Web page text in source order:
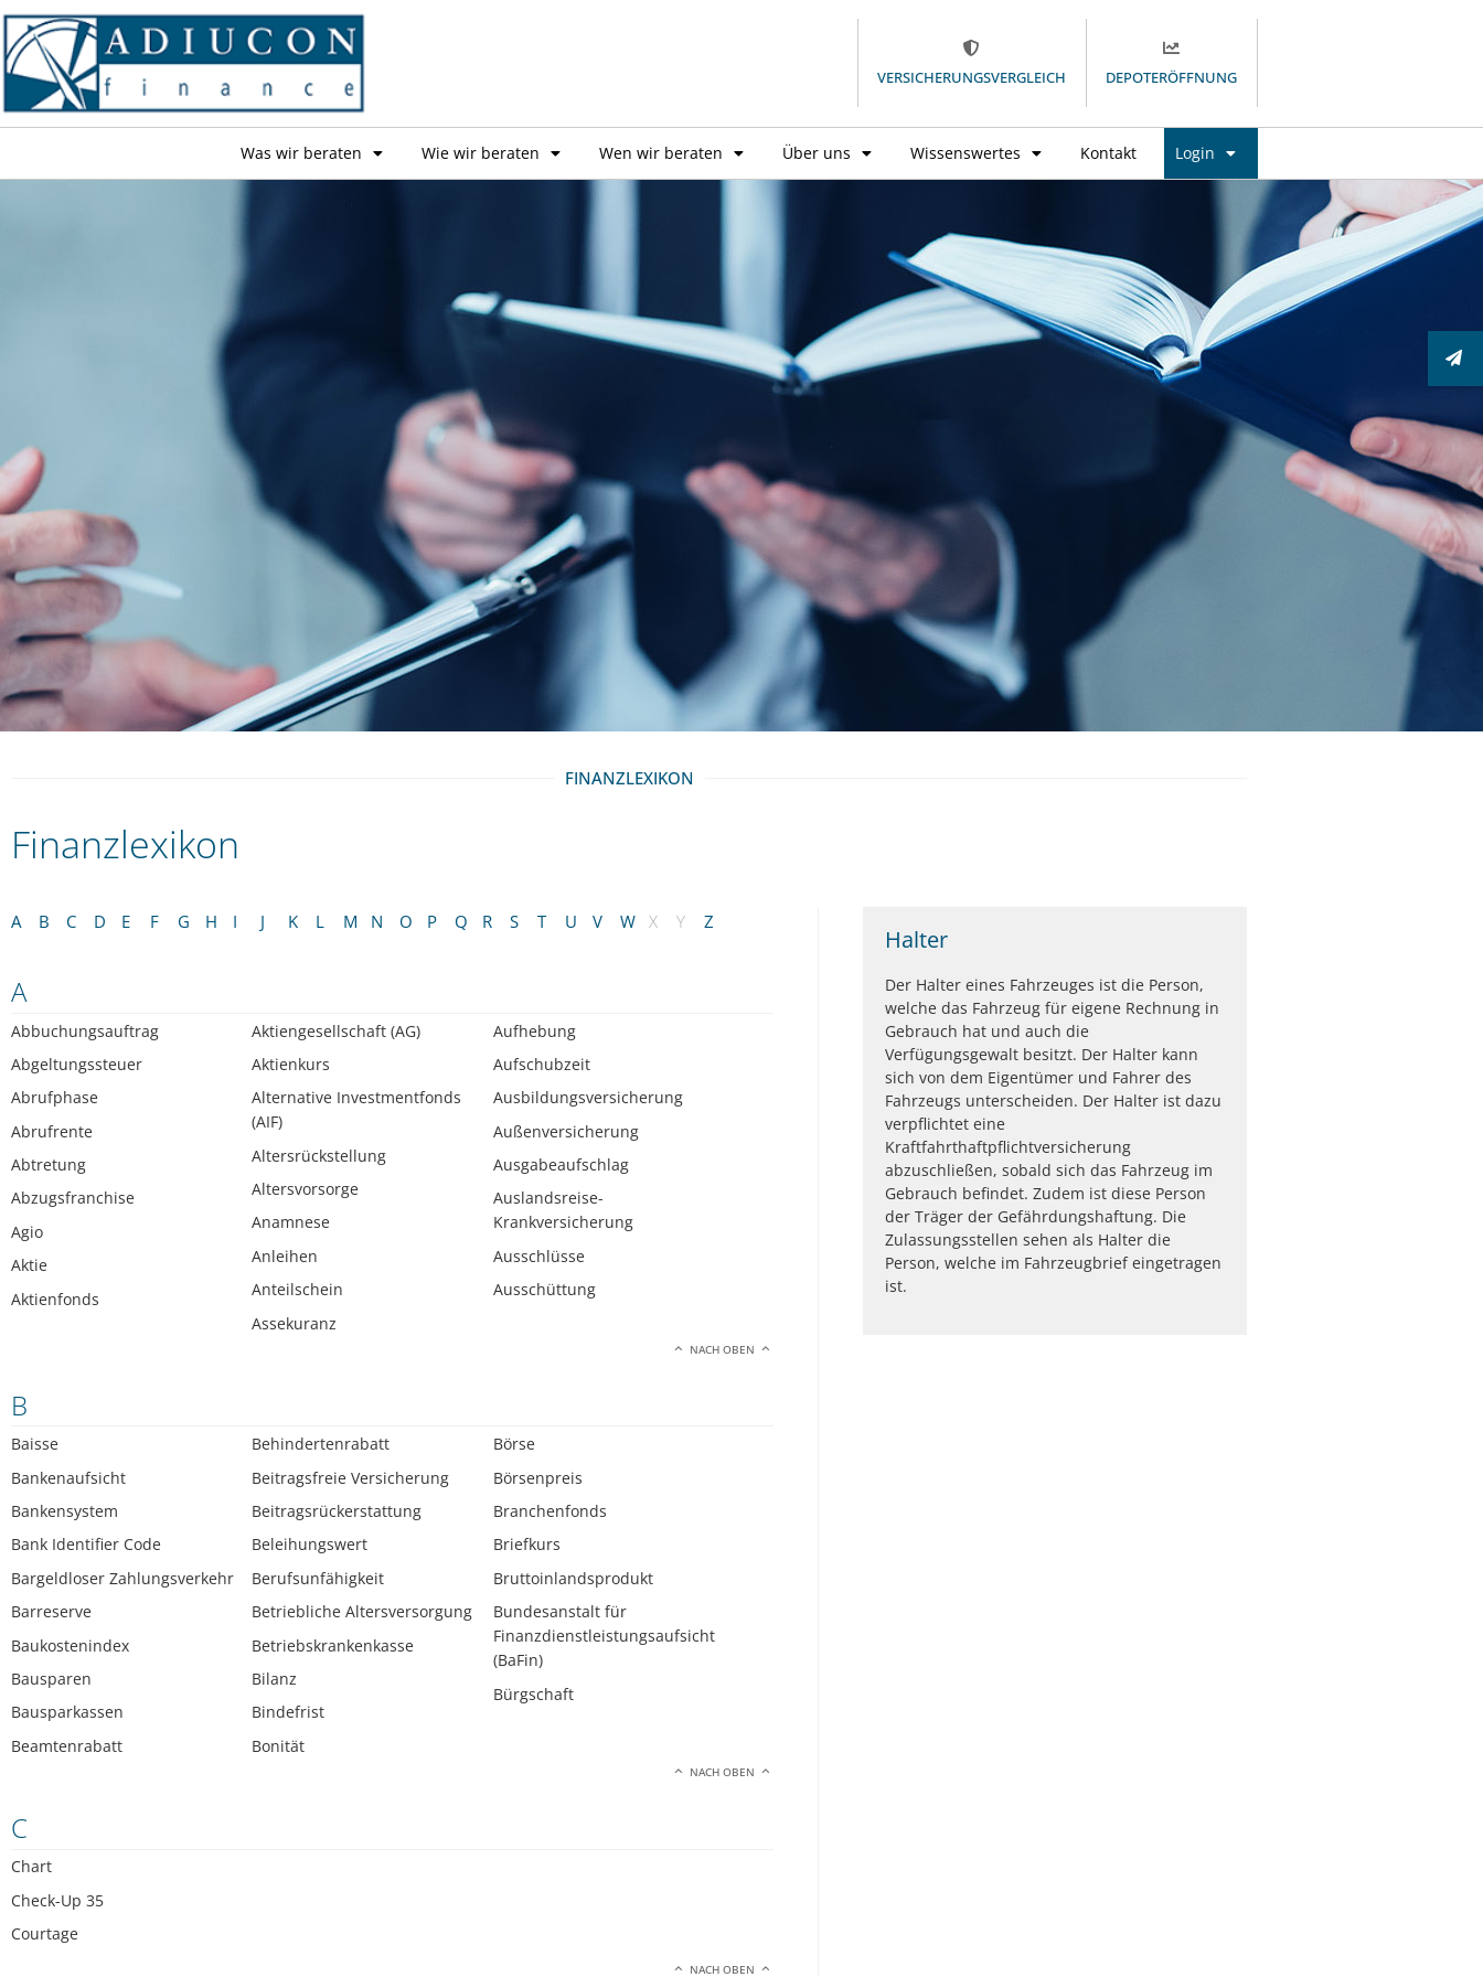
VERSICHERUNGSVERGLEICH DEPOTERÖFFNUNG
Was wir beraten Wie wir beraten Wen wir beraten Über uns Wissenswertes Kontakt Login
FINANZLEXIKON
Finanzlexikon
A B C D E F G H I J K L M N O P Q R S T U V W X Y Z
A
Abbuchungsauftrag
Abgeltungssteuer
Abrufphase
Abrufrente
Abtretung
Abzugsfranchise
Agio
Aktie
Aktienfonds
Aktiengesellschaft (AG)
Aktienkurs
Alternative Investmentfonds
(AIF)
Altersrückstellung
Altersvorsorge
Anamnese
Anleihen
Anteilschein
Assekuranz
Aufhebung
Aufschubzeit
Ausbildungsversicherung
Außenversicherung
Ausgabeaufschlag
Auslandsreise-
Krankversicherung
Ausschlüsse
Ausschüttung
NACH OBEN
B
Baisse
Bankenaufsicht
Bankensystem
Bank Identifier Code
Bargeldloser Zahlungsverkehr
Barreserve
Baukostenindex
Bausparen
Bausparkassen
Beamtenrabatt
Behindertenrabatt
Beitragsfreie Versicherung
Beitragsrückerstattung
Beleihungswert
Berufsunfähigkeit
Betriebliche Altersversorgung
Betriebskrankenkasse
Bilanz
Bindefrist
Bonität
Börse
Börsenpreis
Branchenfonds
Briefkurs
Bruttoinlandsprodukt
Bundesanstalt für
Finanzdienstleistungsaufsicht
(BaFin)
Bürgschaft
NACH OBEN
C
Chart
Check-Up 35
Courtage
NACH OBEN
Halter
Der Halter eines Fahrzeuges ist die Person,
welche das Fahrzeug für eigene Rechnung in
Gebrauch hat und auch die
Verfügungsgewalt besitzt. Der Halter kann
sich von dem Eigentümer und Fahrer des
Fahrzeugs unterscheiden. Der Halter ist dazu
verpflichtet eine
Kraftfahrthaftpflichtversicherung
abzuschließen, sobald sich das Fahrzeug im
Gebrauch befindet. Zudem ist diese Person
der Träger der Gefährdungshaftung. Die
Zulassungsstellen sehen als Halter die
Person, welche im Fahrzeugbrief eingetragen
ist.